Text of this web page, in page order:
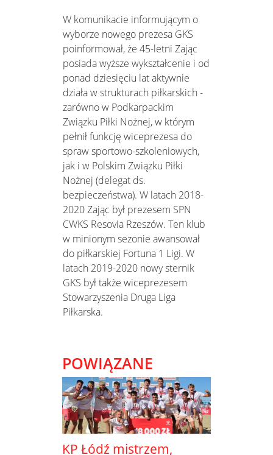
W komunikacie informującym o
wyborze nowego prezesa GKS
poinformował, że 45-letni Zając
posiada wyższe wykształcenie i od
ponad dziesięciu lat aktywnie
działa w strukturach piłkarskich -
zarówno w Podkarpackim
Związku Piłki Nożnej, w którym
pełnił funkcję wiceprezesa do
spraw sportowo-szkoleniowych,
jak i w Polskim Związku Piłki
Nożnej (delegat ds.
bezpieczeństwa). W latach 2018-
2020 Zając był prezesem SPN
CWKS Resovia Rzeszów. Ten klub
w minionym sezonie awansował
do piłkarskiej Fortuna 1 Ligi. W
latach 2019-2020 nowy sternik
GKS był także wiceprezesem
Stowarzyszenia Druga Liga
Piłkarska.
POWIĄZANE
KP Łódź mistrzem,